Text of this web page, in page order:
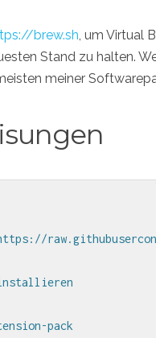
brew.sh, um Virtual
Stand zu halten.
meiner
pack